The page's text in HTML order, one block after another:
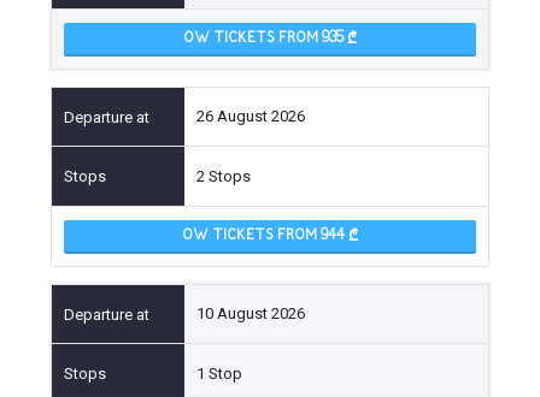
OW TICKETS FROM 935
26 August 2026
2 Stops
OW TICKETS FROM 944
10 August 2026
1 Stop